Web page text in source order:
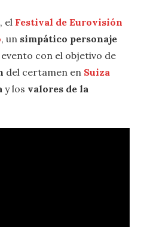
el Festival de Eurovisión
, un simpático personaje
evento con el objetivo de
del certamen en Suiza
y los valores de la